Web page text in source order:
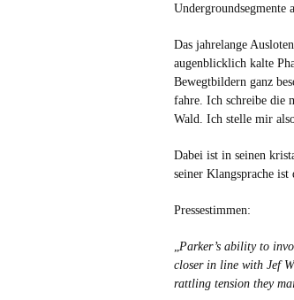
Undergroundsegmente
Das jahrelange
augenblicklich kalte
Bewegtbildern ganz
fahre. Ich schreibe die
Wald. Ich stelle mir
Dabei ist in seinen
seiner Klangsprache
Pressestimmen:
„Parker’s ability to
closer in line with Jef
rattling tension they